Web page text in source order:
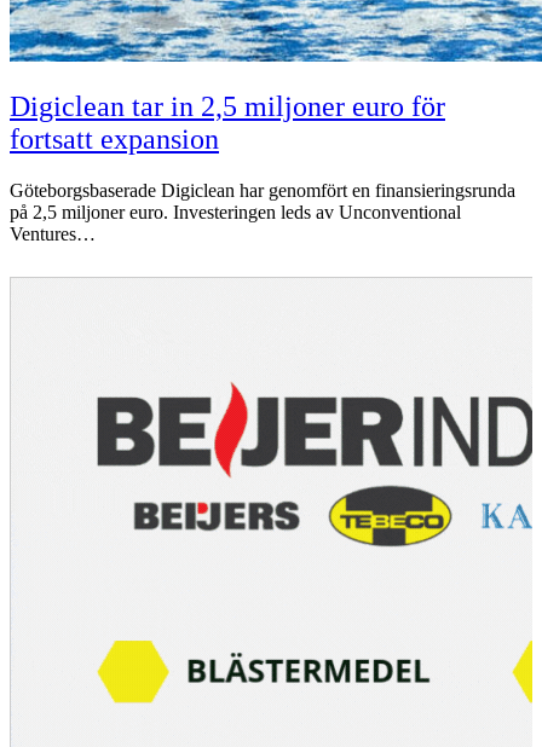
Digiclean tar in 2,5 miljoner euro för
fortsatt expansion
Göteborgsbaserade Digiclean har genomfört en finansieringsrunda
på 2,5 miljoner euro. Investeringen leds av Unconventional
Ventures…